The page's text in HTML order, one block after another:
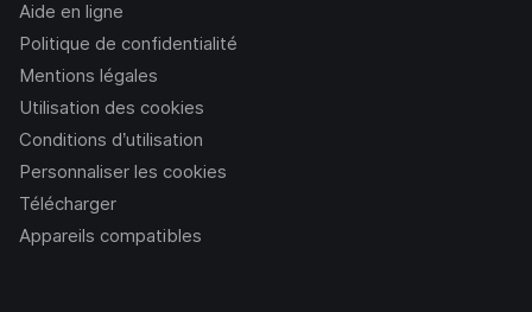
Aide en ligne
Politique de confidentialité
Mentions légales
Utilisation des cookies
Conditions d’utilisation
Personnaliser les cookies
Télécharger
Appareils compatibles